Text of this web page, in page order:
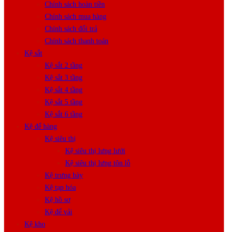
Chính sách hoàn tiền
Chính sách mua hàng
Chính sách đổi trả
Chính sách thanh toán
Kệ sắt
Kệ sắt 2 tầng
Kệ sắt 3 tầng
Kệ sắt 4 tầng
Kệ sắt 5 tầng
Kệ sắt 6 tầng
Kệ để hàng
Kệ siêu thị
Kệ siêu thị lưng lưới
Kệ siêu thị lưng tôn lỗ
Kệ trưng bày
Kệ tạp hóa
Kệ hồ sơ
Kệ để vải
Kệ kho